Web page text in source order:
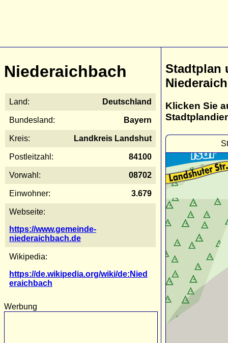
Niederaichbach
Land: Deutschland
Bundesland: Bayern
Kreis: Landkreis Landshut
Postleitzahl: 84100
Vorwahl: 08702
Einwohner: 3.679
Webseite:
https://www.gemeinde-
niederaichbach.de
Wikipedia:
https://de.wikipedia.org/wiki/de:Nied
eraichbach
Werbung
Stadtplan
Klicken Sie